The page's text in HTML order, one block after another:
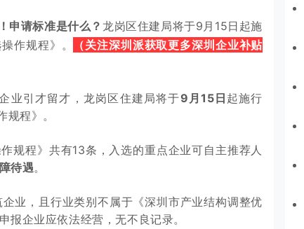
申请标准是什么？龙岗区住建局将于9月15日起施
作规程》。
（关注深圳派获取更多深圳企业补贴
业引才留才，龙岗区住建局将于9月15日 起施行
规程》。
规程》共有13条，入选的重点企业可自主推荐人
待遇。
业，且行业类别不属于《深圳市产业结构调整优
企业应依法经营，无不良记录。